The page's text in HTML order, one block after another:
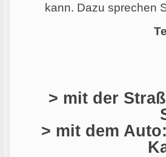
kann. Dazu sprechen
> mit der
> mit dem